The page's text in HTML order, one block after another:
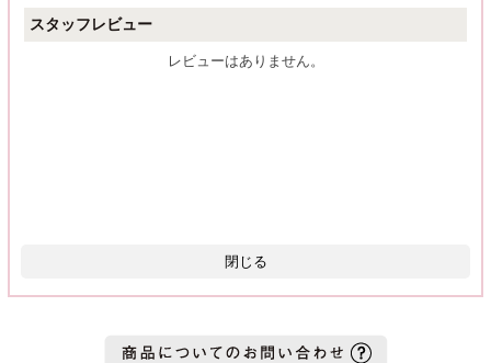
スタッフレビュー
レビューはありません。
閉じる